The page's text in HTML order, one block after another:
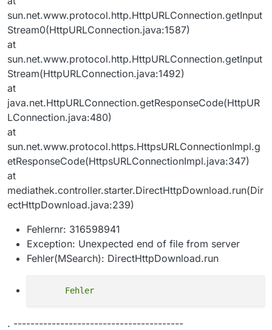
sun.net.www.protocol.http.HttpURLConnection.getInput
Stream0(HttpURLConnection.java:1587)
at
sun.net.www.protocol.http.HttpURLConnection.getInput
Stream(HttpURLConnection.java:1492)
at
java.net.HttpURLConnection.getResponseCode(HttpUR
LConnection.java:480)
at
sun.net.www.protocol.https.HttpsURLConnectionImpl.g
etResponseCode(HttpsURLConnectionImpl.java:347)
at
mediathek.controller.starter.DirectHttpDownload.run(Dir
ectHttpDownload.java:239)
Fehlernr: 316598941
Exception: Unexpected end of file from server
Fehler(MSearch): DirectHttpDownload.run
. ----------------------------------------